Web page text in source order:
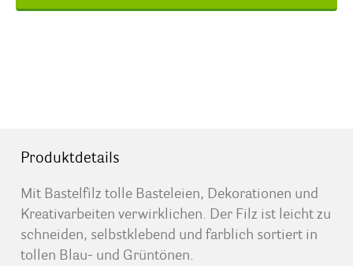
Produktdetails
Mit Bastelfilz tolle Basteleien, Dekorationen und
Kreativarbeiten verwirklichen. Der Filz ist leicht zu
schneiden, selbstklebend und farblich sortiert in
tollen Blau- und Grüntönen.